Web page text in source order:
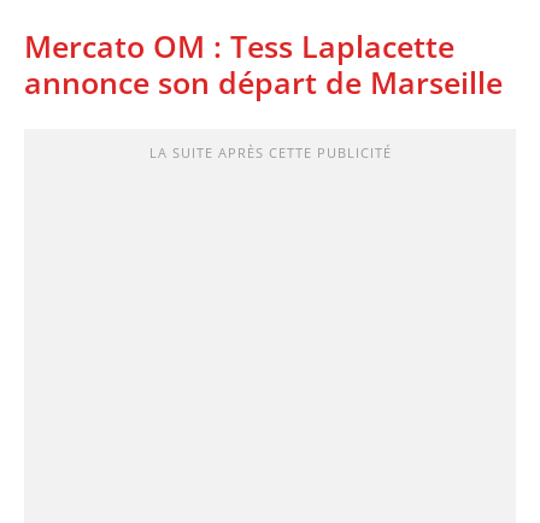
‎Mercato OM : Tess Laplacette
annonce son départ de Marseille
LA SUITE APRÈS CETTE PUBLICITÉ